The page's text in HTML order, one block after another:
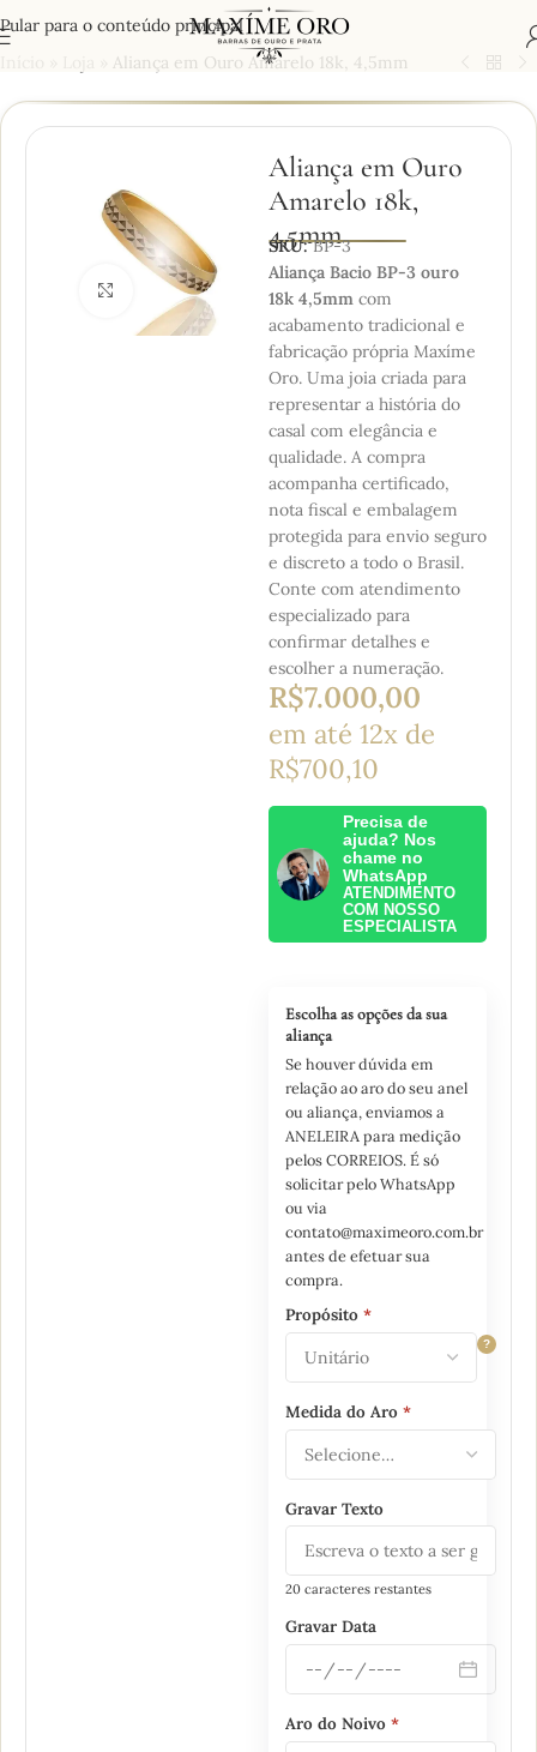
Pular para o conteúdo principal
Aliança em Ouro Amarelo 18k, 4,5mm
Clique para ampliar
Aliança em Ouro
Amarelo 18k,
4,5mm
SKU:BP-3
Aliança Bacio BP-3 ouro
18k 4,5mm com
acabamento tradicional e
fabricação própria Maxíme
Oro. Uma joia criada para
representar a história do
casal com elegância e
qualidade. A compra
acompanha certificado,
nota fiscal e embalagem
protegida para envio seguro
e discreto a todo o Brasil.
Conte com atendimento
especializado para
confirmar detalhes e
escolher a numeração.
R$7.000,00
em até 12x de
R$700,10
Precisa de
ajuda? Nos
chame no
WhatsApp
ATENDIMENTO
COM NOSSO
ESPECIALISTA
Escolha as opções da sua
aliança
Se houver dúvida em
relação ao aro do seu anel
ou aliança, enviamos a
ANELEIRA para medição
pelos CORREIOS. É só
solicitar pelo WhatsApp
ou via
contato@maximeoro.com.br
antes de efetuar sua
compra.
Propósito *
?
Medida do Aro *
Gravar Texto
20 caracteres restantes
Gravar Data
Aro do Noivo *